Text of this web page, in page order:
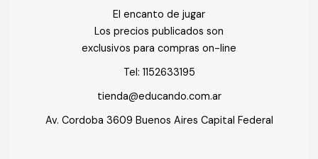
El encanto de jugar
Los precios publicados son
exclusivos para compras on-line
Tel: 1152633195
tienda@educando.com.ar
Av. Cordoba 3609 Buenos Aires Capital Federal